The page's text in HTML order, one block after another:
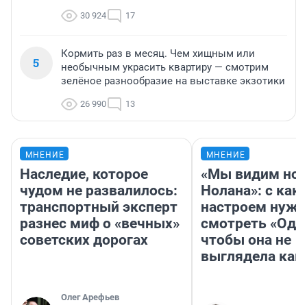
30 924 17
5
Кормить раз в месяц. Чем хищным или
необычным украсить квартиру — смотрим
зелёное разнообразие на выставке экзотики
26 990 13
МНЕНИЕ
Наследие, которое
чудом не развалилось:
транспортный эксперт
разнес миф о «вечных»
советских дорогах
Олег Арефьев
МНЕНИЕ
«Мы видим
Нолана»: с
настроем
смотреть
чтобы она не
выглядела как